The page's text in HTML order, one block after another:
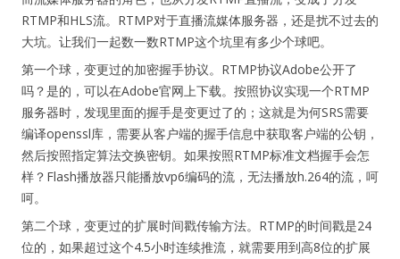
RTMP和HLS流。RTMP对于直播流媒体服务器，还是扰不过去的
大坑。让我们一起数一数RTMP这个坑里有多少个球吧。
第一个球，变更过的加密握手协议。RTMP协议Adobe公开了
吗？是的，可以在Adobe官网上下载。按照协议实现一个RTMP
服务器时，发现里面的握手是变更过了的；这就是为何SRS需要
编译openssl库，需要从客户端的握手信息中获取客户端的公钥，
然后按照指定算法交换密钥。如果按照RTMP标准文档握手会怎
样？Flash播放器只能播放vp6编码的流，无法播放h.264的流，呵
呵。
第二个球，变更过的扩展时间戳传输方法。RTMP的时间戳是24
位的，如果超过这个4.5小时连续推流，就需要用到高8位的扩展